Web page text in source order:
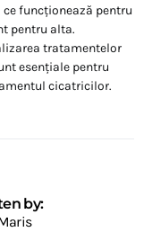
ce funcționează pentru
pentru alta.
tratamentelor
esențiale pentru
cicatricilor.
by: